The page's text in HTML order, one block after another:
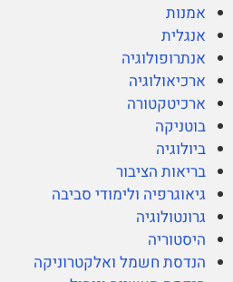
אמנות
אנגלית
אנתרופולוגיה
ארכיאולוגיה
ארכיטקטורה
בוטניקה
ביולוגיה
בריאות הציבור
גיאוגרפיה ולימודי סביבה
גרונטולוגיה
היסטוריה
הנדסת חשמל ואלקטרוניקה